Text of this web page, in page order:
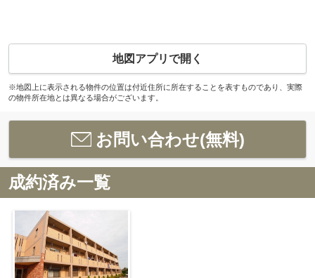
地図アプリで開く
※地図上に表示される物件の位置は付近住所に所在することを表すものであり、実際
の物件所在地とは異なる場合がございます。
お問い合わせ(無料)
成約済み一覧